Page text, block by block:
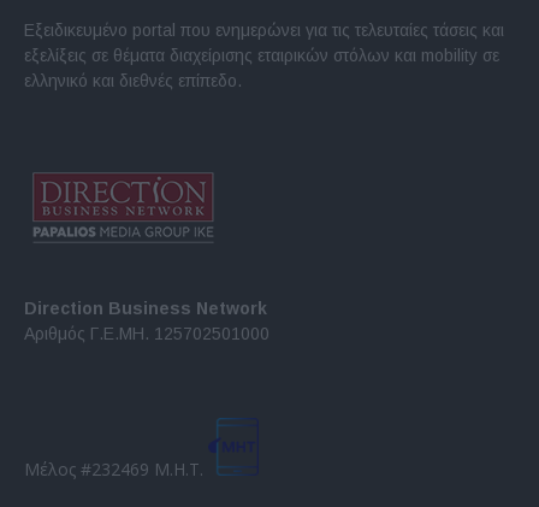
Εξειδικευμένο portal που ενημερώνει για τις τελευταίες τάσεις και
εξελίξεις σε θέματα διαχείρισης εταιρικών στόλων και mobility σε
ελληνικό και διεθνές επίπεδο.
Direction Business Network
Αριθμός Γ.Ε.ΜΗ. 125702501000
Μέλος #232469 Μ.Η.Τ.